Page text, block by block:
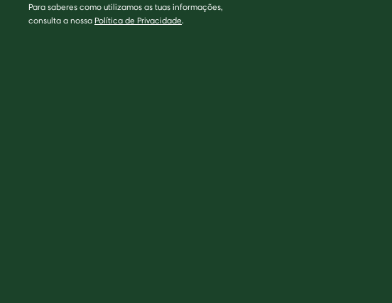
Para saberes como utilizamos as tuas informações,
consulta a nossa Política de Privacidade.